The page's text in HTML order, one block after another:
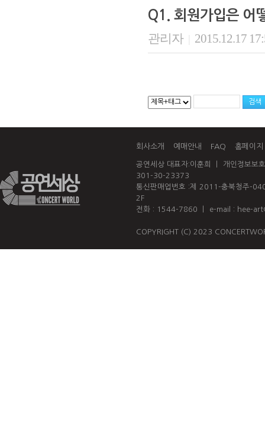
Q1. 회원가입은 어
관리자 2015.12.17
회사소개 예매안내 FAQ 홈페이
공연세상 대표자:이훈희 ㅣ 개인정보보
301-30-23373
통신판매업번호 :제 2011-충북청주-
2F
전화 : 1544-7860 ㅣ e-mail : hee-
COPYRIGHT (C) 2023